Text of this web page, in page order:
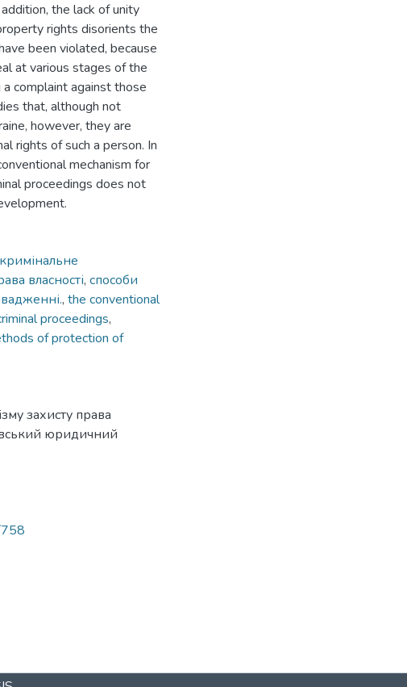
the lack of unity
rights disorients the
been violated, because
at various stages of the
complaint against those
that, although not
however, they are
rights of such a person. In
mechanism for
proceedings does not
кримінальне
власності, способи
, the conventional
proceedings,
of protection of
захисту права
юридичний